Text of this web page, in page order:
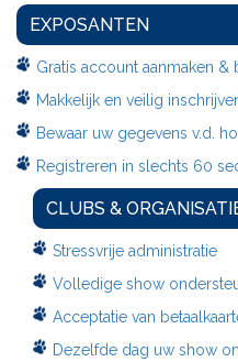
EXPOSANTEN
Gratis account aanmaken &
Makkelijk en veilig
Bewaar uw gegevens v.d.
Registreren in slechts 60
CLUBS &
Stressvrije administratie
Volledige show
Acceptatie van
Dezelfde dag uw show